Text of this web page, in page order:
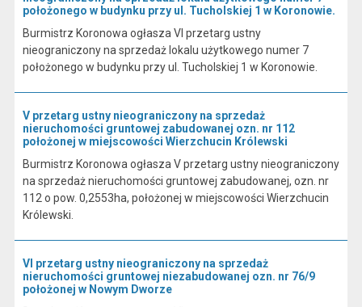
położonego w budynku przy ul. Tucholskiej 1 w Koronowie.
Burmistrz Koronowa ogłasza VI przetarg ustny
nieograniczony na sprzedaż lokalu użytkowego numer 7
położonego w budynku przy ul. Tucholskiej 1 w Koronowie.
V przetarg ustny nieograniczony na sprzedaż
nieruchomości gruntowej zabudowanej ozn. nr 112
położonej w miejscowości Wierzchucin Królewski
Burmistrz Koronowa ogłasza V przetarg ustny nieograniczony
na sprzedaż nieruchomości gruntowej zabudowanej, ozn. nr
112 o pow. 0,2553ha, położonej w miejscowości Wierzchucin
Królewski.
VI przetarg ustny nieograniczony na sprzedaż
nieruchomości gruntowej niezabudowanej ozn. nr 76/9
położonej w Nowym Dworze